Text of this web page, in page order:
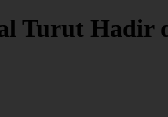
Turut Hadir